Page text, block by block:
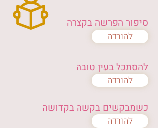
סיפור הפרשה בקצרה
להורדה
להסתכל בעין טובה
להורדה
כשמבקשים בקשה בקדושה
להורדה